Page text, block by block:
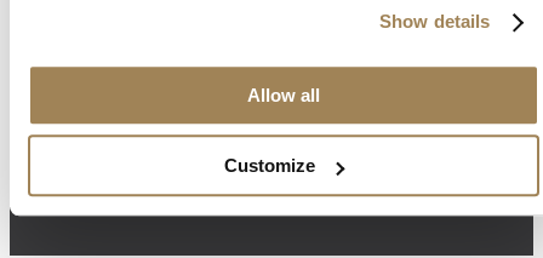
Show details
Allow all
Customize
siste nyhetene om Mape Plastics og plastindustrien.